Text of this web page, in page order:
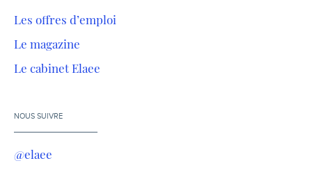
Les offres d’emploi
Le magazine
Le cabinet Elaee
NOUS SUIVRE
@elaee